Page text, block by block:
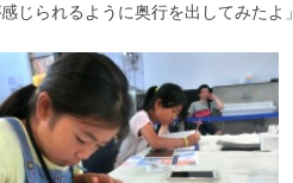
じられるように奥行を出してみたよ」